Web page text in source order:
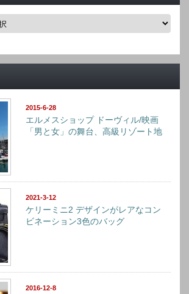
2015-6-28
エルメスショップ ドーヴィル/映画
「男と女」の舞台、高級リゾート地
2021-3-12
ケリーミニ2 デザインがレアなコン
ビネーション3色のバッグ
2016-12-8